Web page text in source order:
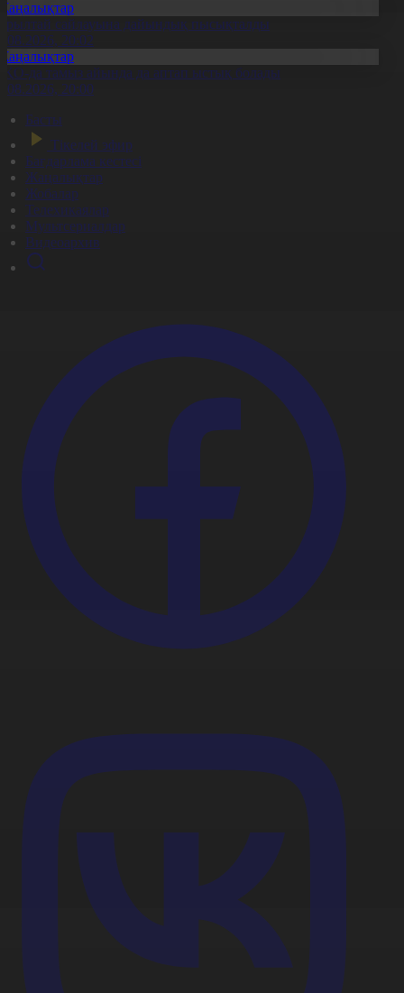
сайлауына дайындық пысықталды
20:02
да тамыз айында да аптап ыстық болады
20:00
Басты
Тікелей эфир
Бағдарлама кестесі
Жаңалықтар
Жобалар
Телехикаялар
Мультсериалдар
Видеоархив